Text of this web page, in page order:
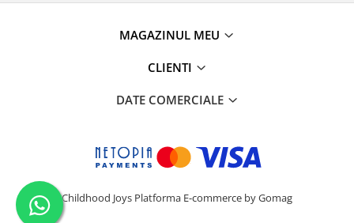
MAGAZINUL MEU
CLIENTI
DATE COMERCIALE
Childhood Joys Platforma E-commerce by Gomag